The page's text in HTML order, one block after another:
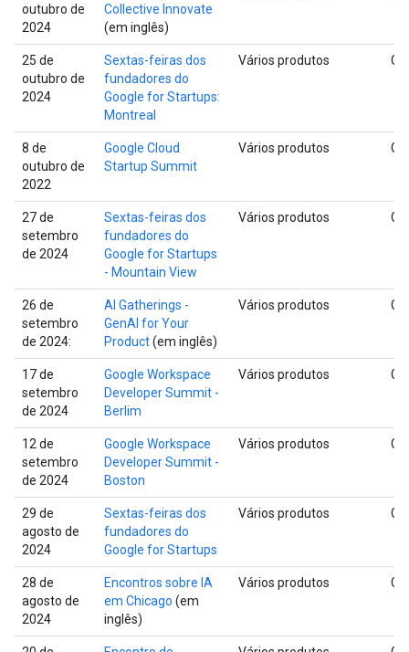
outubro de
2024
Collective Innovate
(em inglês)
25 de
outubro de
2024
Sextas-feiras dos
fundadores do
Google for Startups:
Montreal
Vários produtos
8 de
outubro de
2022
Google Cloud
Startup Summit
Vários produtos
27 de
setembro
de 2024
Sextas-feiras dos
fundadores do
Google for Startups
- Mountain View
Vários produtos
26 de
setembro
de 2024:
AI Gatherings -
GenAI for Your
Product(em inglês)
Vários produtos
17 de
setembro
de 2024
Google Workspace
Developer Summit -
Berlim
Vários produtos
12 de
setembro
de 2024
Google Workspace
Developer Summit -
Boston
Vários produtos
29 de
agosto de
2024
Sextas-feiras dos
fundadores do
Google for Startups
Vários produtos
28 de
agosto de
2024
Encontros sobre IA
em Chicago (em
inglês)
Vários produtos